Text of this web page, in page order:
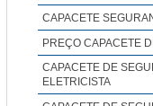
CAPACETE
PREÇO CAPACETE
CAPACETE DE
ELETRICISTA